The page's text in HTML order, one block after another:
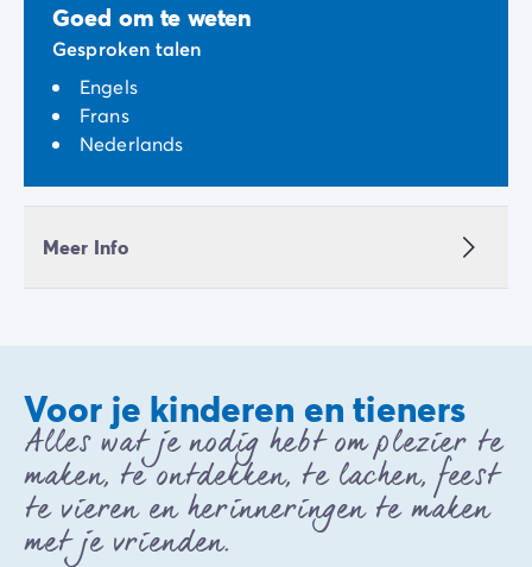
Goed om te weten
Gesproken talen
Engels
Frans
Nederlands
Meer Info
Voor je kinderen en tieners
Alles wat je nodig hebt om plezier te
maken, te ontdekken, te lachen, feest
te vieren en herinneringen te maken
met je vrienden.